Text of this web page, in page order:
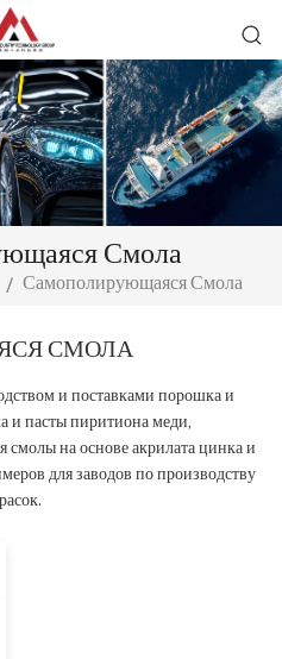
Смола
/ Самополирующаяся Смола
СМОЛА
и поставками порошка и
и пасты пиритиона меди,
на основе акрилата цинка и
для заводов по производству